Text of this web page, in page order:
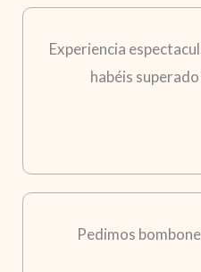
Experiencia
habéis
Pedimos